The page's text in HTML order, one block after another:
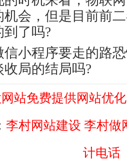
机会，但是目前前
了吗?
小程序要走的路
局的结局吗?
站免费提供网站优
李村网站建设 李村做
计电话